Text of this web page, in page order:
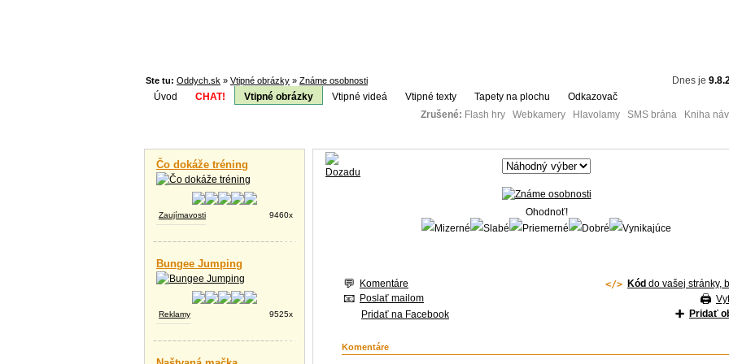
Ste tu: Oddych.sk » Vtipné obrázky » Známe osobnosti Dnes je
Úvod
CHAT! Vtipné obrázky Vtipné videá Vtipné texty Tapety na plochu
Odkazovač
Zrušené: Flash hry Webkamery Hlavolamy SMS brána Kniha
Čo dokáže tréning
Zaujímavosti 9460x
Bungee Jumping
Reklamy 9525x
Ohodnoť!
Komentáre
Poslať mailom
Pridať na Facebook
Kód do vašej stránky,
Pridať
Komentáre